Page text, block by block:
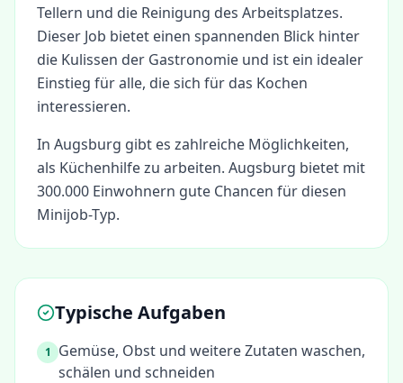
Tellern und die Reinigung des Arbeitsplatzes.
Dieser Job bietet einen spannenden Blick hinter
die Kulissen der Gastronomie und ist ein idealer
Einstieg für alle, die sich für das Kochen
interessieren.
In Augsburg gibt es zahlreiche Möglichkeiten,
als Küchenhilfezu arbeiten. Augsburg bietet mit
300.000 Einwohnern gute Chancen für diesen
Minijob-Typ.
Typische Aufgaben
1
Gemüse, Obst und weitere Zutaten waschen,
schälen und schneiden